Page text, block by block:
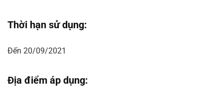
Thời hạn sử dụng:
Đến 20/09/2021
Địa điểm áp dụng: